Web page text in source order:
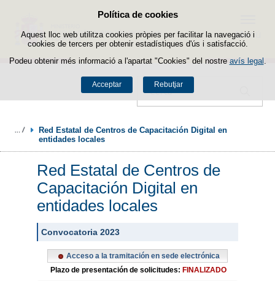
Política de cookies
Aquest lloc web utilitza cookies pròpies per facilitar la navegació i
cookies de tercers per obtenir estadístiques d'ús i satisfacció.
Podeu obtenir més informació a l'apartat "Cookies" del nostre avís legal
Acceptar Rebutjar
Passar al contingut
Cercador
Menú
Red Estatal de Centros de Capacitación Digital en
entidades locales
Red Estatal de Centros de
Capacitación Digital en
entidades locales
Convocatoria 2023
Acceso a la tramitación en sede electrónica
Plazo de presentación de solicitudes: FINALIZADO